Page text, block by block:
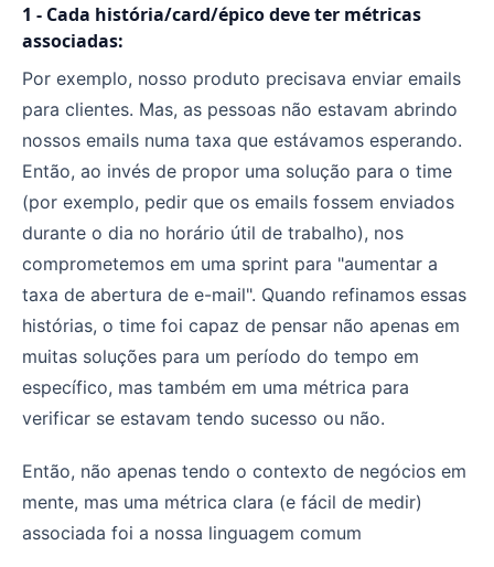
1 - Cada história/card/épico deve ter métricas
associadas:
Por exemplo, nosso produto precisava enviar emails
para clientes. Mas, as pessoas não estavam abrindo
nossos emails numa taxa que estávamos esperando.
Então, ao invés de propor uma solução para o time
(por exemplo, pedir que os emails fossem enviados
durante o dia no horário útil de trabalho), nos
comprometemos em uma sprint para "aumentar a
taxa de abertura de e-mail". Quando refinamos essas
histórias, o time foi capaz de pensar não apenas em
muitas soluções para um período do tempo em
específico, mas também em uma métrica para
verificar se estavam tendo sucesso ou não.
Então, não apenas tendo o contexto de negócios em
mente, mas uma métrica clara (e fácil de medir)
associada foi a nossa linguagem comum